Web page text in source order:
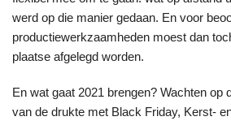
werd op die manier gedaan. En voor
productiewerkzaamheden moest dan
plaatse afgelegd worden.
En wat gaat 2021 brengen? Wachten op
van de drukte met Black Friday, Kerst-